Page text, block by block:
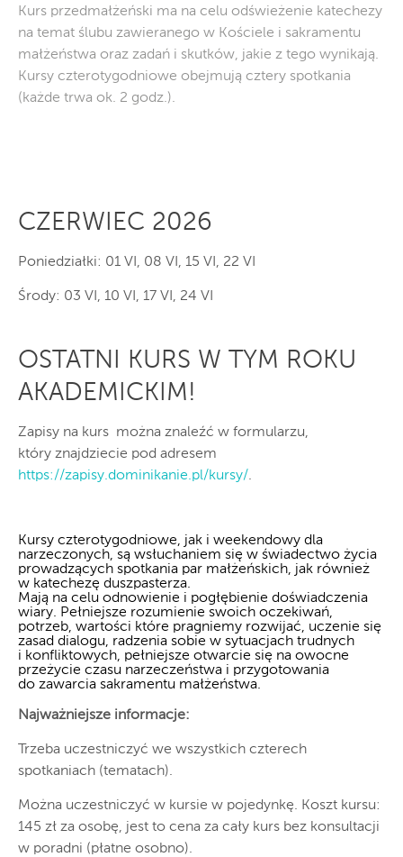
Kurs przedmałżeński ma na celu odświeżenie katechezy
na temat ślubu zawieranego w Kościele i sakramentu
małżeństwa oraz zadań i skutków, jakie z tego wynikają.
Kursy czterotygodniowe obejmują cztery spotkania
(każde trwa ok. 2 godz.).
CZERWIEC 2026
Poniedziałki: 01 VI, 08 VI, 15 VI, 22 VI
Środy: 03 VI, 10 VI, 17 VI, 24 VI
OSTATNI KURS W TYM ROKU
AKADEMICKIM!
Zapisy na kurs można znaleźć w formularzu,
który znajdziecie pod adresem
https://zapisy.dominikanie.pl/kursy/.
Kursy czterotygodniowe, jak i weekendowy dla
narzeczonych, są wsłuchaniem się w świadectwo życia
prowadzących spotkania par małżeńskich, jak również
w katechezę duszpasterza.
Mają na celu odnowienie i pogłębienie doświadczenia
wiary. Pełniejsze rozumienie swoich oczekiwań,
potrzeb, wartości które pragniemy rozwijać, uczenie się
zasad dialogu, radzenia sobie w sytuacjach trudnych
i konfliktowych, pełniejsze otwarcie się na owocne
przeżycie czasu narzeczeństwa i przygotowania
do zawarcia sakramentu małżeństwa.
Najważniejsze informacje:
Trzeba uczestniczyć we wszystkich czterech
spotkaniach (tematach).
Można uczestniczyć w kursie w pojedynkę. Koszt kursu:
145 zł za osobę, jest to cena za cały kurs bez konsultacji
w poradni (płatne osobno).